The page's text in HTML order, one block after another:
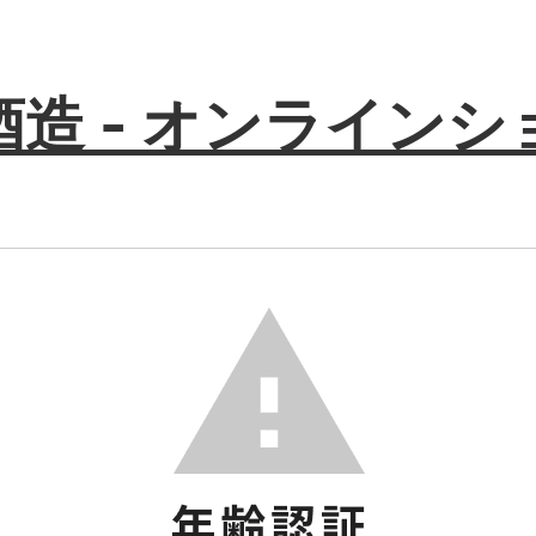
造 - オンラインシ